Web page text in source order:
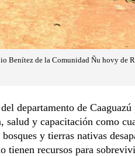
Benítez de la Comunidad Ñu hovy de
departamento de Caaguazú
salud y capacitación como
y tierras nativas
tienen recursos para